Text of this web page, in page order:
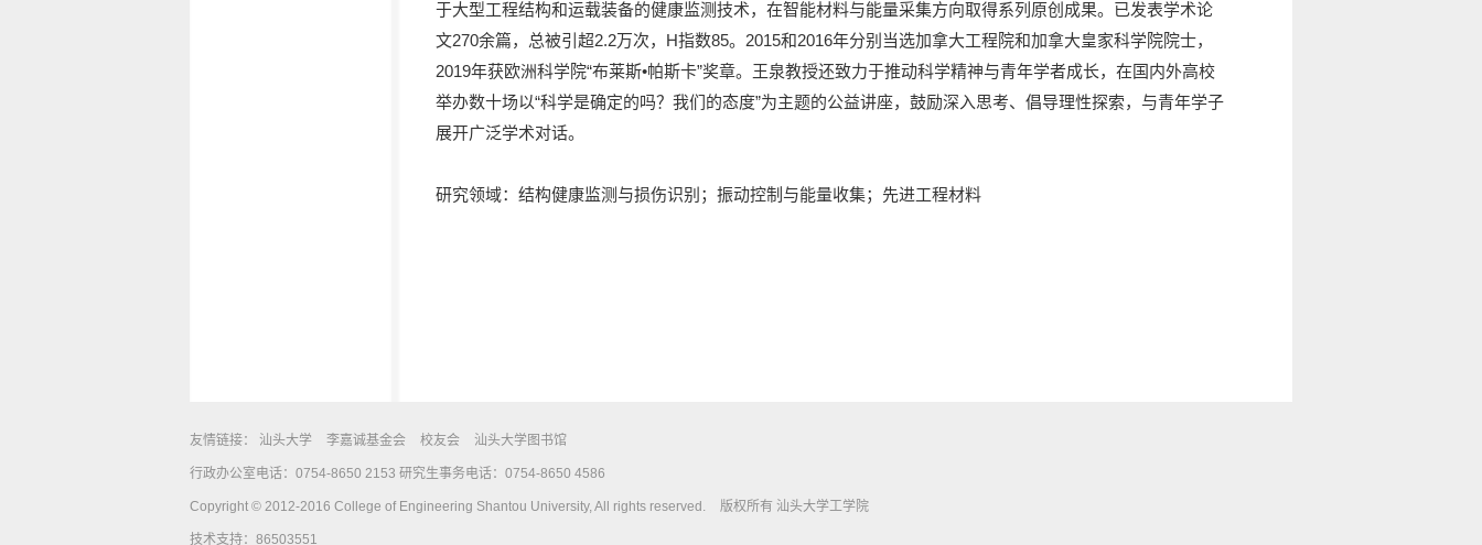
于大型工程结构和运载装备的健康监测技术，在智能材料与能量采集方向取得系列原创成果。已发表学术论
文270余篇，总被引超2.2万次，H指数85。2015和2016年分别当选加拿大工程院和加拿大皇家科学院院士，
2019年获欧洲科学院“布莱斯•帕斯卡”奖章。王泉教授还致力于推动科学精神与青年学者成长，在国内外高校
举办数十场以“科学是确定的吗？我们的态度”为主题的公益讲座，鼓励深入思考、倡导理性探索，与青年学子
展开广泛学术对话。
研究领域：结构健康监测与损伤识别；振动控制与能量收集；先进工程材料
友情链接： 汕头大学 李嘉诚基金会 校友会 汕头大学图书馆
行政办公室电话：0754-8650 2153 研究生事务电话：0754-8650 4586
Copyright © 2012-2016 College of Engineering Shantou University, All rights reserved. 版权所有 汕头大学工学院
技术支持：86503551